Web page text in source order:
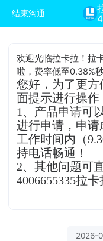
结束沟通
欢迎光临拉卡拉！拉
啦，费率低至0.38%
您好，为了更
面提示进行操作
1、产品申请可
进行申请，申
工作时间内（
持电话畅通！
2、其他问题可
4006655335拉
2026-